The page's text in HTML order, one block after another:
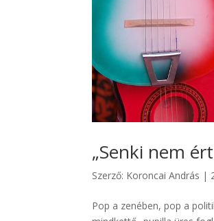
„Senki nem
Szerző: Koroncai András |
Pop a zenében, pop a